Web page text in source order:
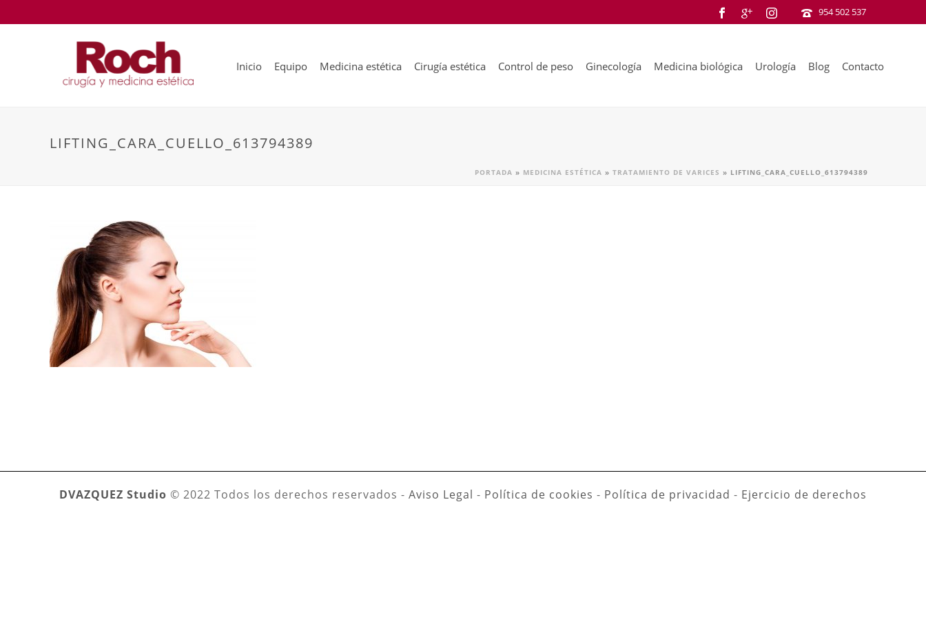
954 502 537
Inicio Equipo Medicina estética Cirugía estética Control de peso Ginecología Medicina biológica Urología Blog Contacto
LIFTING_CARA_CUELLO_613794389
PORTADA » MEDICINA ESTÉTICA » TRATAMIENTO DE VARICES » LIFTING_CARA_CUELLO_613794389
DVAZQUEZ Studio © 2022 Todos los derechos reservados - Aviso Legal - Política de cookies - Política de privacidad - Ejercicio de derechos